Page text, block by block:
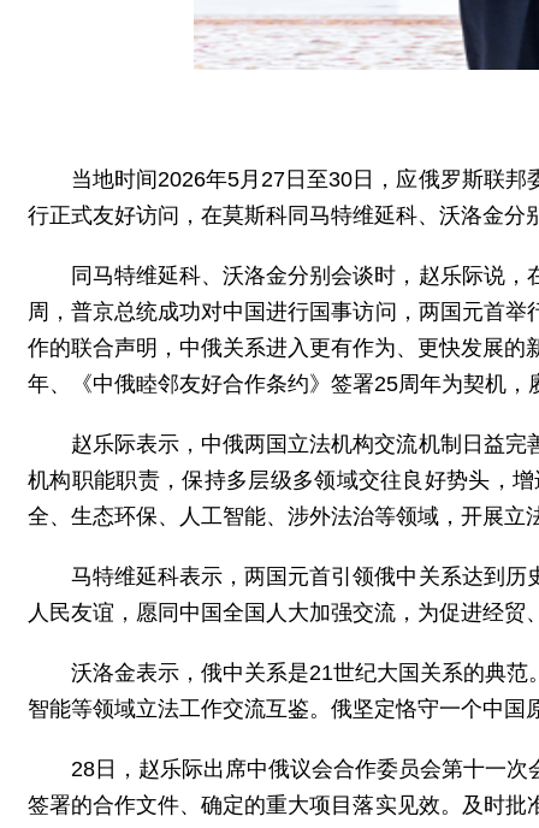
当地时间2026年5月27日至30日，应俄罗斯联
行正式友好访问，在莫斯科同马特维延科、沃洛金
同马特维延科、沃洛金分别会谈时，赵乐际说
周，普京总统成功对中国进行国事访问，两国元首
作的联合声明，中俄关系进入更有作为、更快发展
年、《中俄睦邻友好合作条约》签署25周年为契机
赵乐际表示，中俄两国立法机构交流机制日益
机构职能职责，保持多层级多领域交往良好势头，
全、生态环保、人工智能、涉外法治等领域，开展立
马特维延科表示，两国元首引领俄中关系达到
人民友谊，愿同中国全国人大加强交流，为促进经
沃洛金表示，俄中关系是21世纪大国关系的典
智能等领域立法工作交流互鉴。俄坚定恪守一个中
28日，赵乐际出席中俄议会合作委员会第十一
签署的合作文件、确定的重大项目落实见效。及时